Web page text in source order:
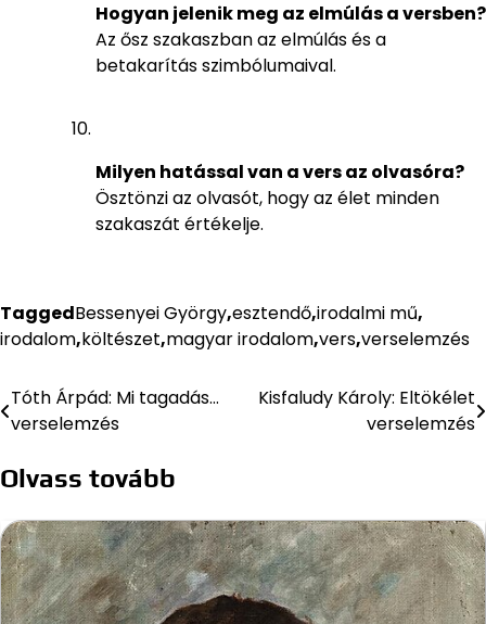
Hogyan jelenik meg az elmúlás a versben?
Az ősz szakaszban az elmúlás és a
betakarítás szimbólumaival.
Milyen hatással van a vers az olvasóra?
Ösztönzi az olvasót, hogy az élet minden
szakaszát értékelje.
TaggedBessenyei György,esztendő,irodalmi mű,
irodalom,költészet,magyar irodalom,vers,verselemzés
Bejegyzés
Tóth Árpád: Mi tagadás…
verselemzés
Kisfaludy Károly: Eltökélet
verselemzés
Olvass tovább